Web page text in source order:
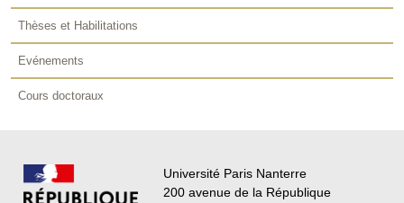
Thèses et Habilitations
Evénements
Cours doctoraux
Université Paris Nanterre
200 avenue de la République